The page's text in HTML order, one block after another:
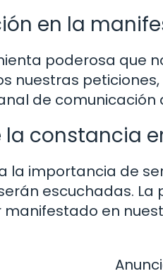
en la
poderosa que
nuestras
de comunicación
constancia
la importancia de
escuchadas.
en